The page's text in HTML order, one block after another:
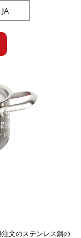
JA
ット
注文のステンレス鋼の
ル鍋多数のサイズ
文のステンレス鋼の